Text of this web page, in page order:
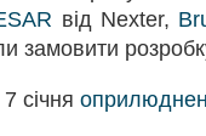
від Nexter,
замовити
січня